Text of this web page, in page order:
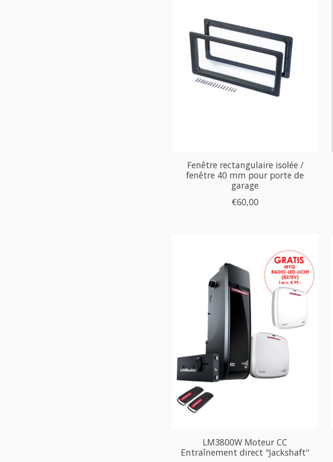
Fenêtre rectangulaire isolée /
fenêtre 40 mm pour porte de
garage
€60,00
LM3800W Moteur CC
Entraînement direct "Jackshaft''